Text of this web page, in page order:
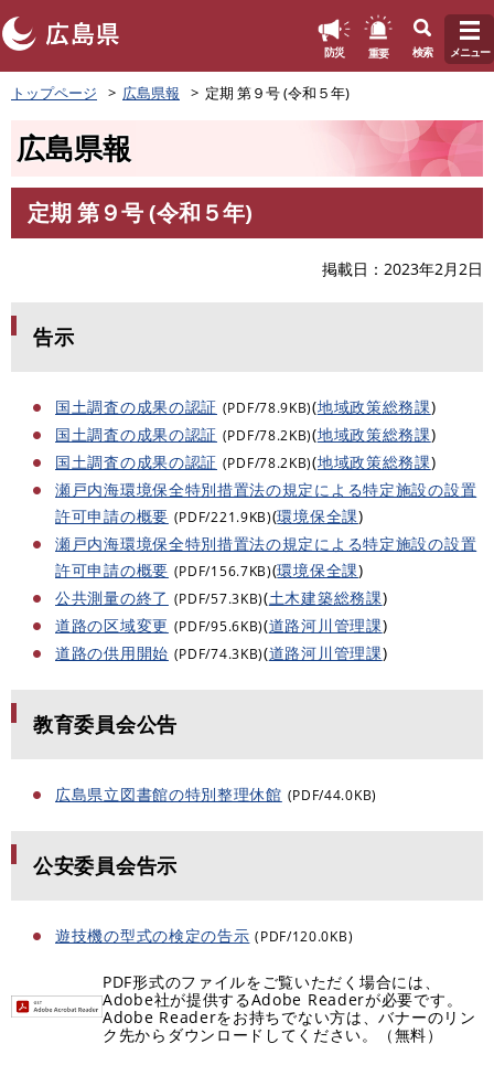
ペ
ー
頭
す
防災 重要 検索 メニュー
トップページ 広島県報 定期 第９号 (令和５年)
広島県報
文
定期 第９号 (令和５年)
掲載日 2023年2月2日
告示
国土調査の成果の認証 (PDF/78.9KB)(地域政策総務課)
国土調査の成果の認証 (PDF/78.2KB)(地域政策総務課)
国土調査の成果の認証 (PDF/78.2KB)(地域政策総務課)
瀬戸内海環境保全特別措置法の規定による特定施設の設置
許可申請の概要 (PDF/221.9KB)(環境保全課)
瀬戸内海環境保全特別措置法の規定による特定施設の設置
許可申請の概要 (PDF/156.7KB)(環境保全課)
公共測量の終了 (PDF/57.3KB)(土木建築総務課)
道路の区域変更 (PDF/95.6KB)(道路河川管理課)
道路の供用開始 (PDF/74.3KB)(道路河川管理課)
教育委員会公告
広島県立図書館の特別整理休館 (PDF/44.0KB)
公安委員会告示
遊技機の型式の検定の告示 (PDF/120.0KB)
PDF形式のファイルをご覧いただく場合には、
Adobe社が提供するAdobe Readerが必要です。
Adobe Readerをお持ちでない方は、バナーのリン
ク先からダウンロードしてください。（無料）